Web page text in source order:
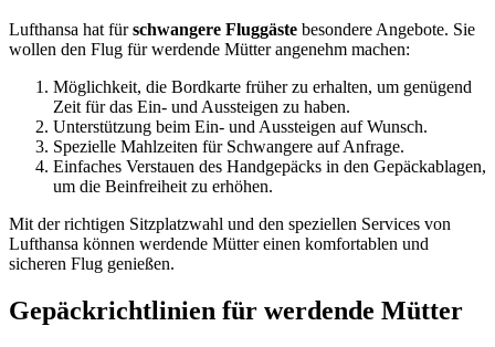
Lufthansa hat fürschwangere Fluggäste besondere Angebote. Sie
wollen den Flug für werdende Mütter angenehm machen:
Möglichkeit, die Bordkarte früher zu erhalten, um genügend
Zeit für das Ein- und Aussteigen zu haben.
Unterstützung beim Ein- und Aussteigen auf Wunsch.
Spezielle Mahlzeiten für Schwangere auf Anfrage.
Einfaches Verstauen des Handgepäcks in den Gepäckablagen,
um die Beinfreiheit zu erhöhen.
Mit der richtigen Sitzplatzwahl und den speziellen Services von
Lufthansa können werdende Mütter einen komfortablen und
sicheren Flug genießen.
Gepäckrichtlinien für werdende Mütter